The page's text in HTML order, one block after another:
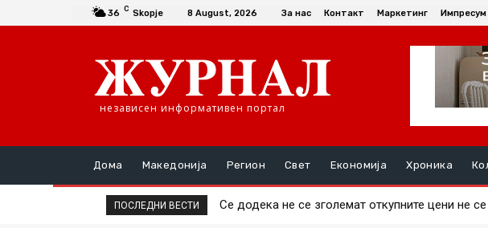
36 C Skopje 8 August, 2026 За нас Контакт Маркетинг Импресум
независен информативен портал
Дома Македонија Регион Свет Економија Хроника
ПОСЛЕДНИ ВЕСТИ Се додека не се зголемат откупните цени не се
Да се купи или да се прави ајвар – што за